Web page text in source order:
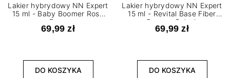
Lakier hybrydowy NN Expert
15 ml - Baby Boomer Rose
Base
69,99 zł
DO KOSZYKA
Lakier hybrydowy NN Expert
15 ml - Revital Base Fiber
Creamy Splash
69,99 zł
DO KOSZYKA